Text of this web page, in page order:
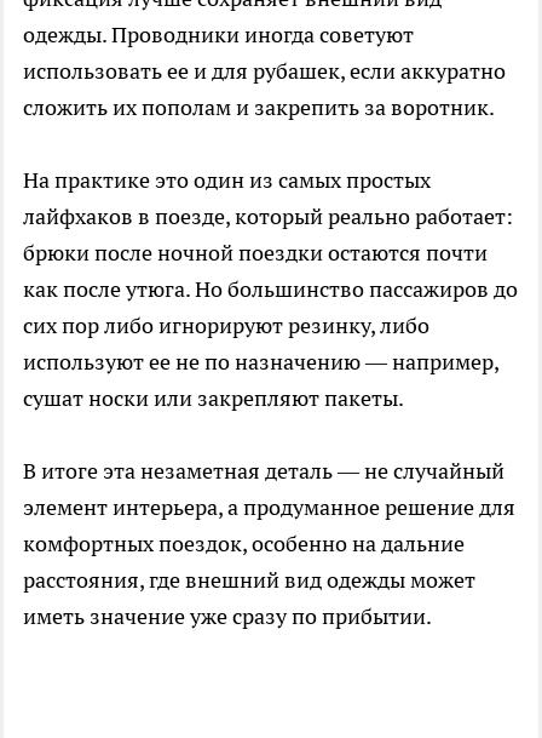
одежды. Проводники иногда советуют
использовать ее и для рубашек, если аккуратно
сложить их пополам и закрепить за воротник.
На практике это один из самых простых
лайфхаков в поезде, который реально работает:
брюки после ночной поездки остаются почти
как после утюга. Но большинство пассажиров до
сих пор либо игнорируют резинку, либо
используют ее не по назначению — например,
сушат носки или закрепляют пакеты.
В итоге эта незаметная деталь — не случайный
элемент интерьера, а продуманное решение для
комфортных поездок, особенно на дальние
расстояния, где внешний вид одежды может
иметь значение уже сразу по прибытии.